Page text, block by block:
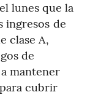
lunes que la
ingresos de
clase A,
de
mantener
cubrir